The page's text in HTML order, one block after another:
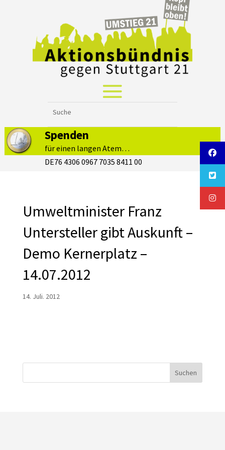
Spenden
für einen langen Atem…
DE76 4306 0967 7035 8411 00
Umweltminister Franz
Untersteller gibt Auskunft –
Demo Kernerplatz –
14.07.2012
14. Juli. 2012
Suchen